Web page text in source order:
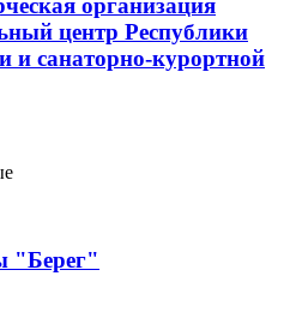
организация
центр Республики
санаторно-курортной
"Берег"